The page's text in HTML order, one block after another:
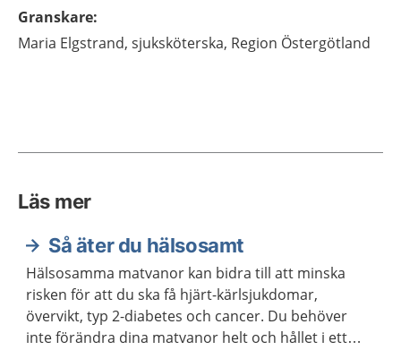
Granskare:
Maria Elgstrand, sjuksköterska, Region Östergötland
Läs mer
Så äter du hälsosamt
Hälsosamma matvanor kan bidra till att minska
risken för att du ska få hjärt-kärlsjukdomar,
övervikt, typ 2-diabetes och cancer. Du behöver
inte förändra dina matvanor helt och hållet i ett